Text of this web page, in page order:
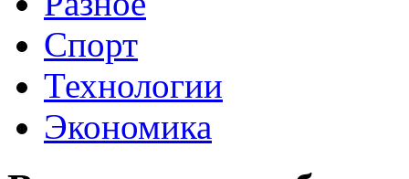
Спорт
Технологии
Экономика